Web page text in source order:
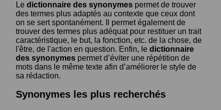
Le dictionnaire des synonymes permet de trouver
des termes plus adaptés au contexte que ceux dont
on se sert spontanément. Il permet également de
trouver des termes plus adéquat pour restituer un trait
caractéristique, le but, la fonction, etc. de la chose, de
l'être, de l'action en question. Enfin, le dictionnaire
des synonymes permet d’éviter une répétition de
mots dans le même texte afin d’améliorer le style de
sa rédaction.
Synonymes les plus recherchés